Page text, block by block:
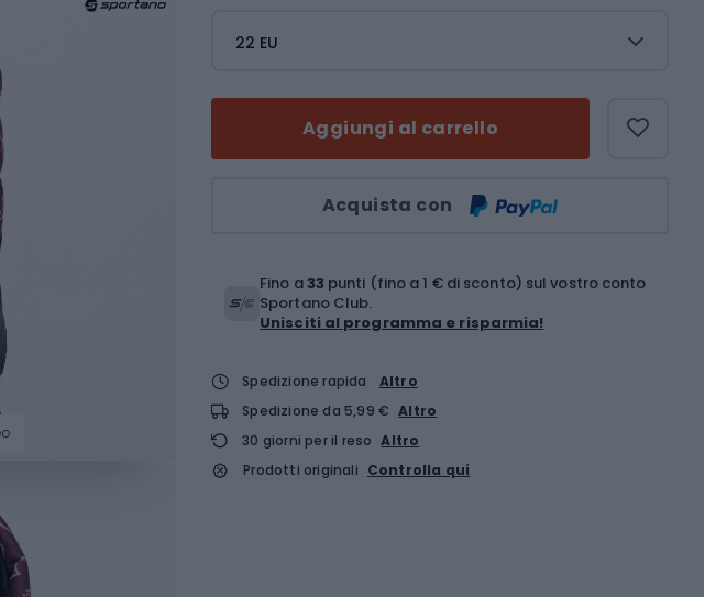
22 EU
Aggiungi al carrello
Acquista con
Fino a33 punti (fino a 1 € di sconto) sul vostro conto
Sportano Club.
Unisciti al programma e risparmia!
Spedizione rapida
Altro
Spedizione da 5,99 € Altro
30 giorni per il reso Altro
Prodotti originali Controlla qui